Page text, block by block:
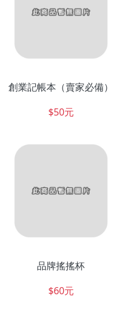
創業記帳本（賣家必備）
$50元
品牌搖搖杯
$60元